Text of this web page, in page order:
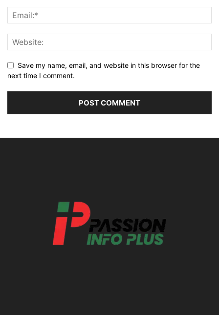
Save my name, email, and website in this browser for the
next time I comment.